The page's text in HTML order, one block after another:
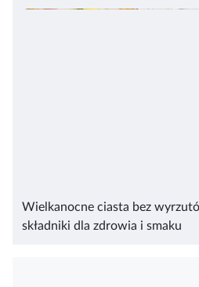
Wielkanocne ciasta bez
składniki dla zdrowia i smaku